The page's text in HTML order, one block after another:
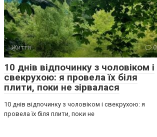
Життя 0
10 днів відпочинку з чоловіком і
свекрухою: я провела їх біля
плити, поки не зірвалася
10 днів відпочинку з чоловіком і свекрухою: я
провела їх біля плити, поки не